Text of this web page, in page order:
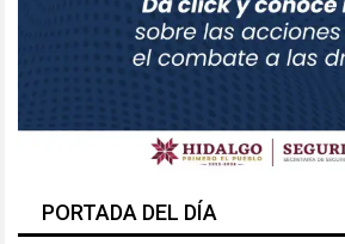
PORTADA DEL DÍA